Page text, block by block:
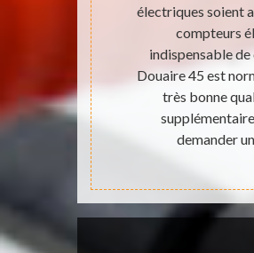
les
électriques soient
compteurs
indispensable
Douaire 45 est
très bonne
demander